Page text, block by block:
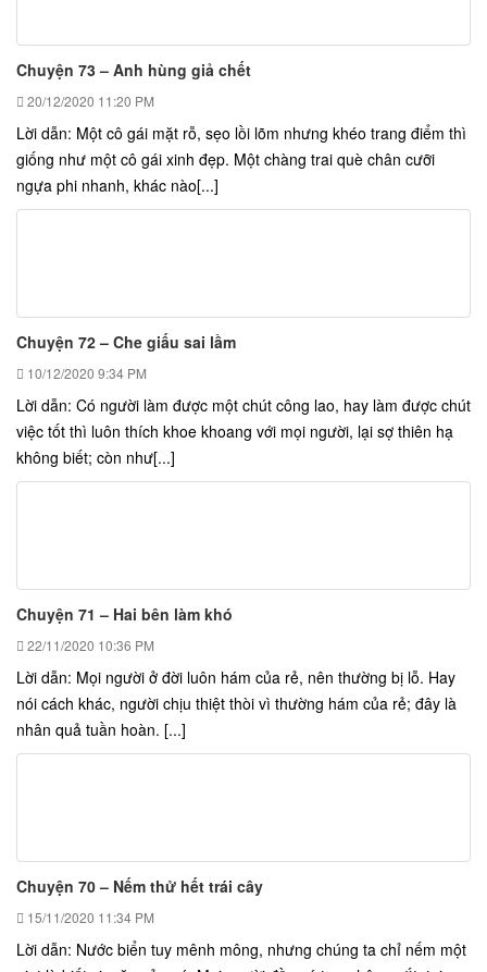
Chuyện 73 – Anh hùng giả chết
20/12/2020 11:20 PM
Lời dẫn: Một cô gái mặt rỗ, sẹo lồi lõm nhưng khéo trang điểm thì
giống như một cô gái xinh đẹp. Một chàng trai què chân cưỡi
ngựa phi nhanh, khác nào[...]
Chuyện 72 – Che giấu sai lầm
10/12/2020 9:34 PM
Lời dẫn: Có người làm được một chút công lao, hay làm được chút
việc tốt thì luôn thích khoe khoang với mọi người, lại sợ thiên hạ
không biết; còn như[...]
Chuyện 71 – Hai bên làm khó
22/11/2020 10:36 PM
Lời dẫn: Mọi người ở đời luôn hám của rẻ, nên thường bị lỗ. Hay
nói cách khác, người chịu thiệt thòi vì thường hám của rẻ; đây là
nhân quả tuần hoàn. [...]
Chuyện 70 – Nếm thử hết trái cây
15/11/2020 11:34 PM
Lời dẫn: Nước biển tuy mênh mông, nhưng chúng ta chỉ nếm một